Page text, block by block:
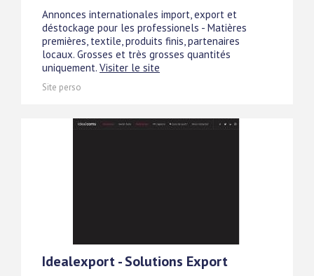
Annonces internationales import, export et
déstockage pour les professionels - Matières
premières, textile, produits finis, partenaires
locaux. Grosses et très grosses quantités
uniquement. Visiter le site
Site perso
Idealexport - Solutions Export